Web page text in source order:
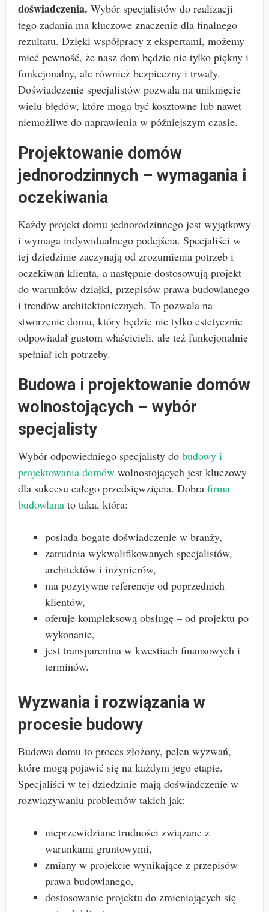
doświadczenia. Wybór specjalistów do realizacji
tego zadania ma kluczowe znaczenie dla finalnego
rezultatu. Dzięki współpracy z ekspertami, możemy
mieć pewność, że nasz dom będzie nie tylko piękny i
funkcjonalny, ale również bezpieczny i trwały.
Doświadczenie specjalistów pozwala na uniknięcie
wielu błędów, które mogą być kosztowne lub nawet
niemożliwe do naprawienia w późniejszym czasie.
Projektowanie domów
jednorodzinnych – wymagania i
oczekiwania
Każdy projekt domu jednorodzinnego jest wyjątkowy
i wymaga indywidualnego podejścia. Specjaliści w
tej dziedzinie zaczynają od zrozumienia potrzeb i
oczekiwań klienta, a następnie dostosowują projekt
do warunków działki, przepisów prawa budowlanego
i trendów architektonicznych. To pozwala na
stworzenie domu, który będzie nie tylko estetycznie
odpowiadał gustom właścicieli, ale też funkcjonalnie
spełniał ich potrzeby.
Budowa i projektowanie domów
wolnostojących – wybór
specjalisty
Wybór odpowiedniego specjalisty do budowy i
projektowania domówwolnostojących jest kluczowy
dla sukcesu całego przedsięwzięcia. Dobra firma
budowlanato taka, która:
posiada bogate doświadczenie w branży,
zatrudnia wykwalifikowanych specjalistów,
architektów i inżynierów,
ma pozytywne referencje od poprzednich
klientów,
oferuje kompleksową obsługę – od projektu po
wykonanie,
jest transparentna w kwestiach finansowych i
terminów.
Wyzwania i rozwiązania w
procesie budowy
Budowa domu to proces złożony, pełen wyzwań,
które mogą pojawić się na każdym jego etapie.
Specjaliści w tej dziedzinie mają doświadczenie w
rozwiązywaniu problemów takich jak:
nieprzewidziane trudności związane z
warunkami gruntowymi,
zmiany w projekcie wynikające z przepisów
prawa budowlanego,
dostosowanie projektu do zmieniających się